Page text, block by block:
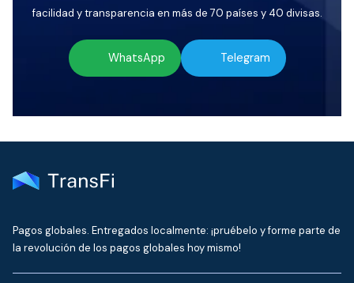
facilidad y transparencia en más de 70 países y 40 divisas.
WhatsApp Telegram
Pagos globales. Entregados localmente: ¡pruébelo y forme parte de
la revolución de los pagos globales hoy mismo!